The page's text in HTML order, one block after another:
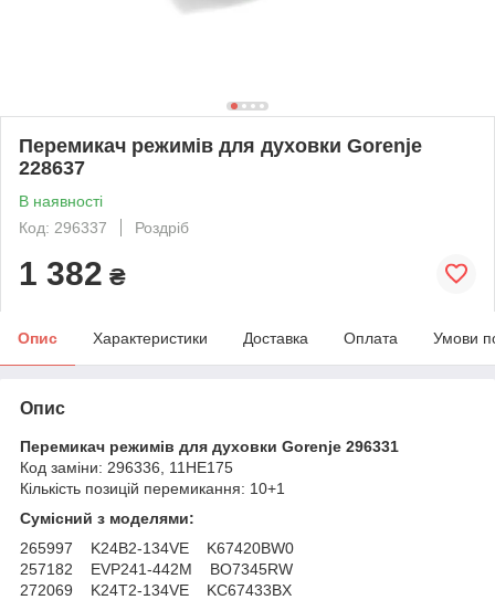
Перемикач режимів для духовки Gorenje
228637
В наявності
Код: 296337
Роздріб
1 382 ₴
Опис Характеристики Доставка Оплата Умови
Опис
Перемикач режимів для духовки Gorenje 296331
Код заміни: 296336, 11HE175
Кількість позицій перемикання: 10+1
Сумісний з моделями:
265997 K24B2-134VE K67420BW0
257182 EVP241-442M BO7345RW
272069 K24T2-134VE KC67433BX